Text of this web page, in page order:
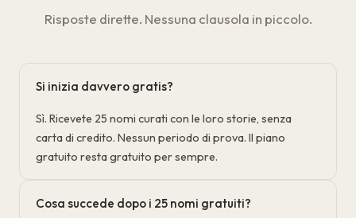
Risposte dirette. Nessuna clausola in piccolo.
Si inizia davvero gratis?
Sì. Ricevete 25 nomi curati con le loro storie, senza
carta di credito. Nessun periodo di prova. Il piano
gratuito resta gratuito per sempre.
Cosa succede dopo i 25 nomi gratuiti?